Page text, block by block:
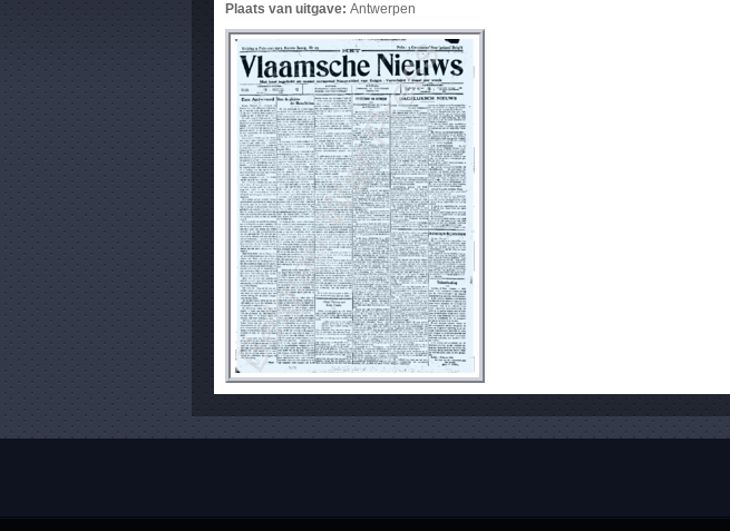
Plaats van uitgave: Antwerpen